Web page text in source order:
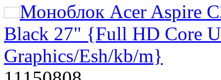
Моноблок Acer Aspire
Black 27" {Full HD Core
Graphics/Esh/kb/m}